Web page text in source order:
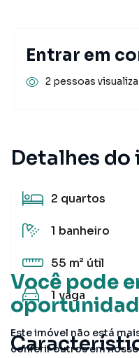
Você pode
Este imóvel não está
conferir outros em
Detalhes do
2 quartos
1 banheiro
55 m² útil
1 vaga
Entrar em
2 pessoas